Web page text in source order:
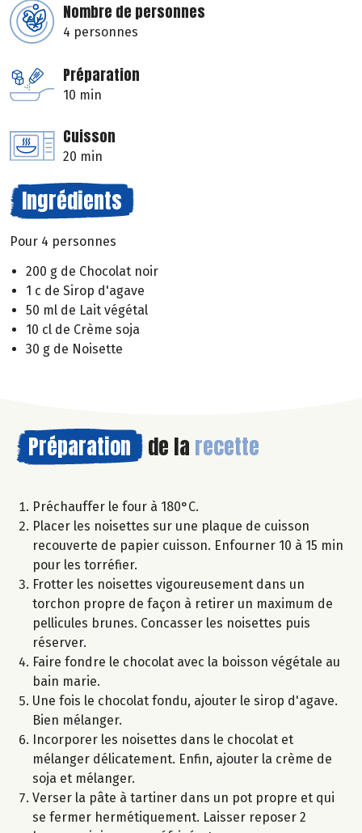
Nombre de personnes
4 personnes
Préparation
10 min
Cuisson
20 min
Ingrédients
Pour 4 personnes
200 g de Chocolat noir
1 c de Sirop d'agave
50 ml de Lait végétal
10 cl de Crème soja
30 g de Noisette
Préparation de la recette
Préchauffer le four à 180°C.
Placer les noisettes sur une plaque de cuisson
recouverte de papier cuisson. Enfourner 10 à 15 min
pour les torréfier.
Frotter les noisettes vigoureusement dans un
torchon propre de façon à retirer un maximum de
pellicules brunes. Concasser les noisettes puis
réserver.
Faire fondre le chocolat avec la boisson végétale au
bain marie.
Une fois le chocolat fondu, ajouter le sirop d'agave.
Bien mélanger.
Incorporer les noisettes dans le chocolat et
mélanger délicatement. Enfin, ajouter la crème de
soja et mélanger.
Verser la pâte à tartiner dans un pot propre et qui
se fermer hermétiquement. Laisser reposer 2